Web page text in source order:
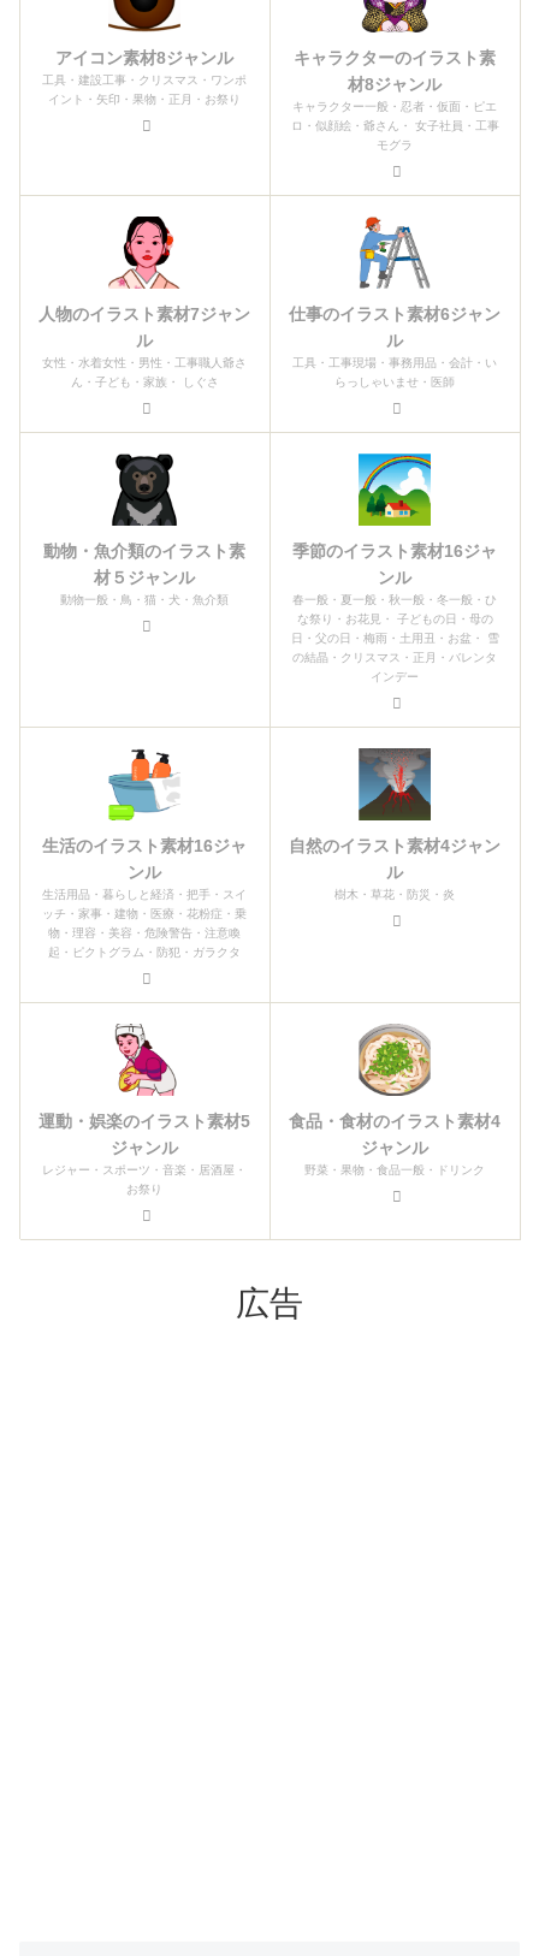
アイコン素材8ジャンル
工具・建設工事・クリスマス・ワンポ
イント・矢印・果物・正月・お祭り
キャラクターのイラスト素
材8ジャンル
キャラクター一般・忍者・仮面・ピエ
ロ・似顔絵・爺さん・ 女子社員・工事
モグラ
人物のイラスト素材7ジャン
ル
女性・水着女性・男性・工事職人爺さ
ん・子ども・家族・ しぐさ
仕事のイラスト素材6ジャン
ル
工具・工事現場・事務用品・会計・い
らっしゃいませ・医師
動物・魚介類のイラスト素
材５ジャンル
動物一般・鳥・猫・犬・魚介類
季節のイラスト素材16ジャ
ンル
春一般・夏一般・秋一般・冬一般・ひ
な祭り・お花見・ 子どもの日・母の
日・父の日・梅雨・土用丑・お盆・ 雪
の結晶・クリスマス・正月・バレンタ
インデー
生活のイラスト素材16ジャ
ンル
生活用品・暮らしと経済・把手・スイ
ッチ・家事・建物・医療・花粉症・乗
物・理容・美容・危険警告・注意喚
起・ピクトグラム・防犯・ガラクタ
自然のイラスト素材4ジャン
ル
樹木・草花・防災・炎
運動・娯楽のイラスト素材5
ジャンル
レジャー・スポーツ・音楽・居酒屋・
お祭り
食品・食材のイラスト素材4
ジャンル
野菜・果物・食品一般・ドリンク
広告